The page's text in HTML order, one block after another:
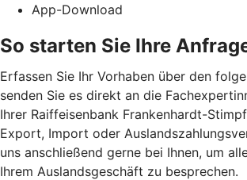
App-Download
So starten Sie Ihre
Erfassen Sie Ihr Vorhaben über den
senden Sie es direkt an die
Ihrer Raiffeisenbank Frankenhardt-
Export, Import oder
uns anschließend gerne bei Ihnen, um
Ihrem Auslandsgeschäft zu besprechen.